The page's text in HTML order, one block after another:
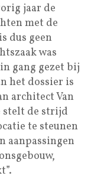
jaar de
met de
dus geen
was
gang gezet bij
het dossier is
architect Van
stelt de strijd
te steunen
aanpassingen